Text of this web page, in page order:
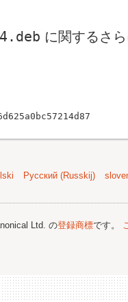
に関するさ
Русский (Russkij)
Ltd. の登録商標です。